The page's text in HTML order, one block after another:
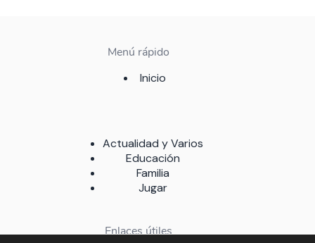
Menú rápido
Inicio
Actualidad y Varios
Educación
Familia
Jugar
Enlaces útiles